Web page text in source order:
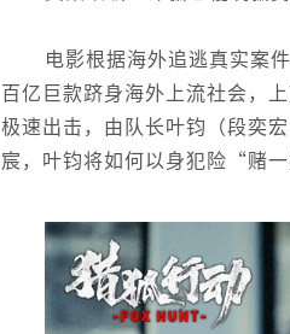
电影根据海外追逃真实案
百亿巨款跻身海外上流社会，
极速出击，由队长叶钧（段奕
宸，叶钧将如何以身犯险“赌